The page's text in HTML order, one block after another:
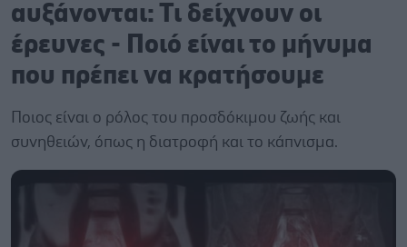
αυξάνονται: Τι δείχνουν οι
έρευνες - Ποιό είναι το μήνυμα
που πρέπει να κρατήσουμε
Ποιος είναι ο ρόλος του προσδόκιμου ζωής και
συνηθειών, όπως η διατροφή και το κάπνισμα.